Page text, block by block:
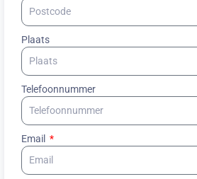
Plaats
Telefoonnummer
Email